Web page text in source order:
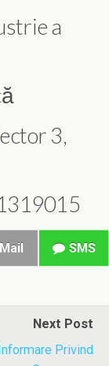
a
3,
Mail SMS
Next Post
Privind